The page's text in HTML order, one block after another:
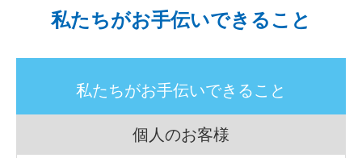
私たちがお手伝いできること
私たちがお手伝いできること
個人のお客様